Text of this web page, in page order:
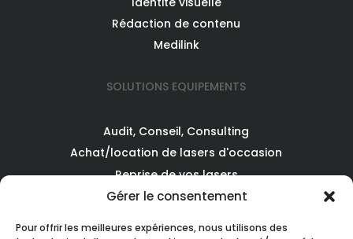
Gérer le consentement
Pour offrir les meilleures expériences, nous utilisons des
Rédaction de contenu
Medilink
SOLUTIONS EQUIPEMENTS
Audit, Conseil, Consulting
Achat/location de lasers d'occasion
Reprise de vos lasers